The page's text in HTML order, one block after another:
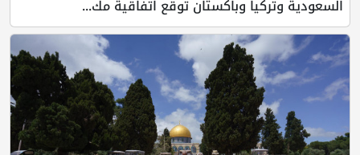
السعودية وتركيا وباكستان توقع اتفاقية مك...